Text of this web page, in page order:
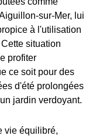
sur-Mer, lui
à l'utilisation
situation
profiter
ce soit pour des
d'été prolongées
jardin verdoyant.
vie équilibré,